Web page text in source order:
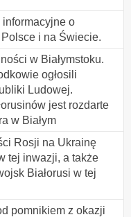
o
i na Świecie.
w Białymstoku.
ogłosili
Ludowej.
jest rozdarte
w Białym
Rosji na Ukrainę
tej inwazji, a także
Białorusi w tej
pomnikiem z okazji